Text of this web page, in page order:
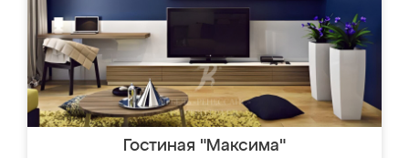
Гостиная "Максима"